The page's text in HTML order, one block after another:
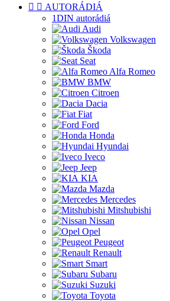
  AUTORÁDIÁ
1DIN autorádiá
Audi
Volkswagen
Škoda
Seat
Alfa Romeo
BMW
Citroen
Dacia
Fiat
Ford
Honda
Hyundai
Iveco
Jeep
KIA
Mazda
Mercedes
Mitshubishi
Nissan
Opel
Peugeot
Renault
Smart
Subaru
Suzuki
Toyota